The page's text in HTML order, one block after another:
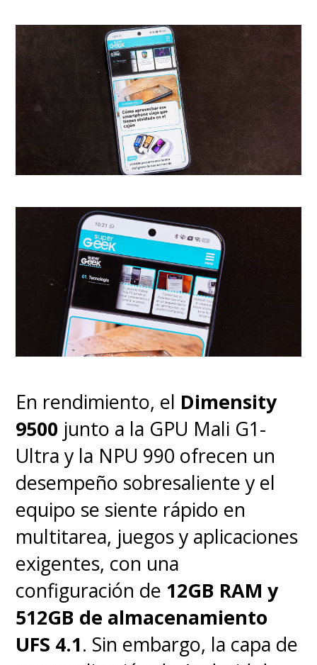
inconvenientes con
notificaciones, con contestar
llamadas ni menos con
manejar la música que esté
sonando en nuestro
smartphone, eso incluyendo la
demuestra que el reloj se
mueve con facilidad entre apps,
siendo un real complemento a
nuestro uso diario.
En el apartado de la salud, el
como una herramienta de
monitoreo sumamente capaz y
precisa principalmente a la
versión actualizada y mejorada
deHuawei TruSense, por lo
que tenemos en la muñeca un
dispositivo capaz de entregar
métricas de nivel bien elevado,
destacando la capacidad de
realizar unelectrocardiograma
En rendimiento, el Dimensity
9500 junto a la GPU Mali G1-
Ultra y la NPU 990 ofrecen un
desempeño sobresaliente y el
equipo se siente rápido en
multitarea, juegos y aplicaciones
exigentes, con una
configuración de 12GB RAM y
512GB de almacenamiento
UFS 4.1. Sin embargo, la capa de